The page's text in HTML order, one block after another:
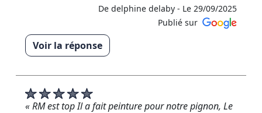
De delphine delaby - Le 29/09/2025
Publié sur
Voir la réponse
d’être à nouveau à votre service »
De RM RENOVATION - Le 06/10/2025
« RM est top Il a fait peinture pour notre pignon, Le